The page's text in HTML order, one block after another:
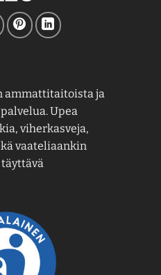
ammattitaitoista ja
Upea
viherkasveja,
vaateliaankin